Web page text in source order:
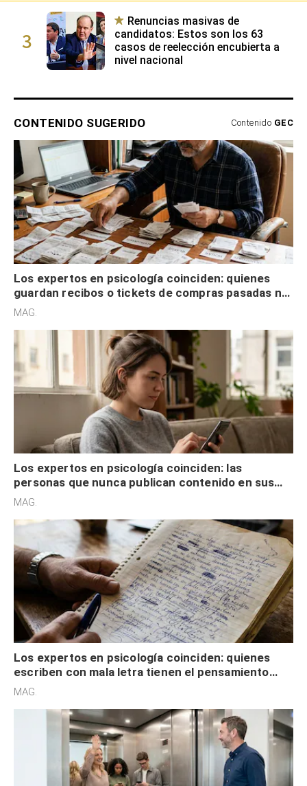
3
Renuncias masivas de
candidatos: Estos son los 63
casos de reelección encubierta a
nivel nacional
CONTENIDO SUGERIDO Contenido GEC
Los expertos en psicología coinciden: quienes
guardan recibos o tickets de compras pasadas no
son acumuladores, sino que tienen necesidad de
MAG.
Los expertos en psicología coinciden: las
personas que nunca publican contenido en sus
redes sociales no pretenden buscar validación
MAG.
Los expertos en psicología coinciden: quienes
escriben con mala letra tienen el pensamiento
acelerado y no lo hacen por desinterés
MAG.